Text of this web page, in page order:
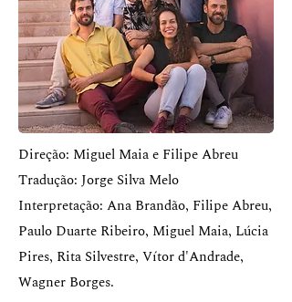
Direção: Miguel Maia e Filipe Abreu
Tradução: Jorge Silva Melo
Interpretação: Ana Brandão, Filipe Abreu,
Paulo Duarte Ribeiro, Miguel Maia, Lúcia
Pires, Rita Silvestre, Vítor d'Andrade,
Wagner Borges.